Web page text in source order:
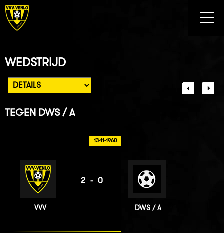
WEDSTRIJD
TEGEN DWS / A
13-11-1960
VVV
2-0
DWS / A